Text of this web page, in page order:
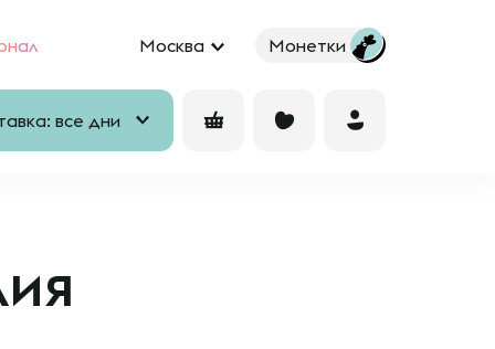
Москва Монетки
все дни